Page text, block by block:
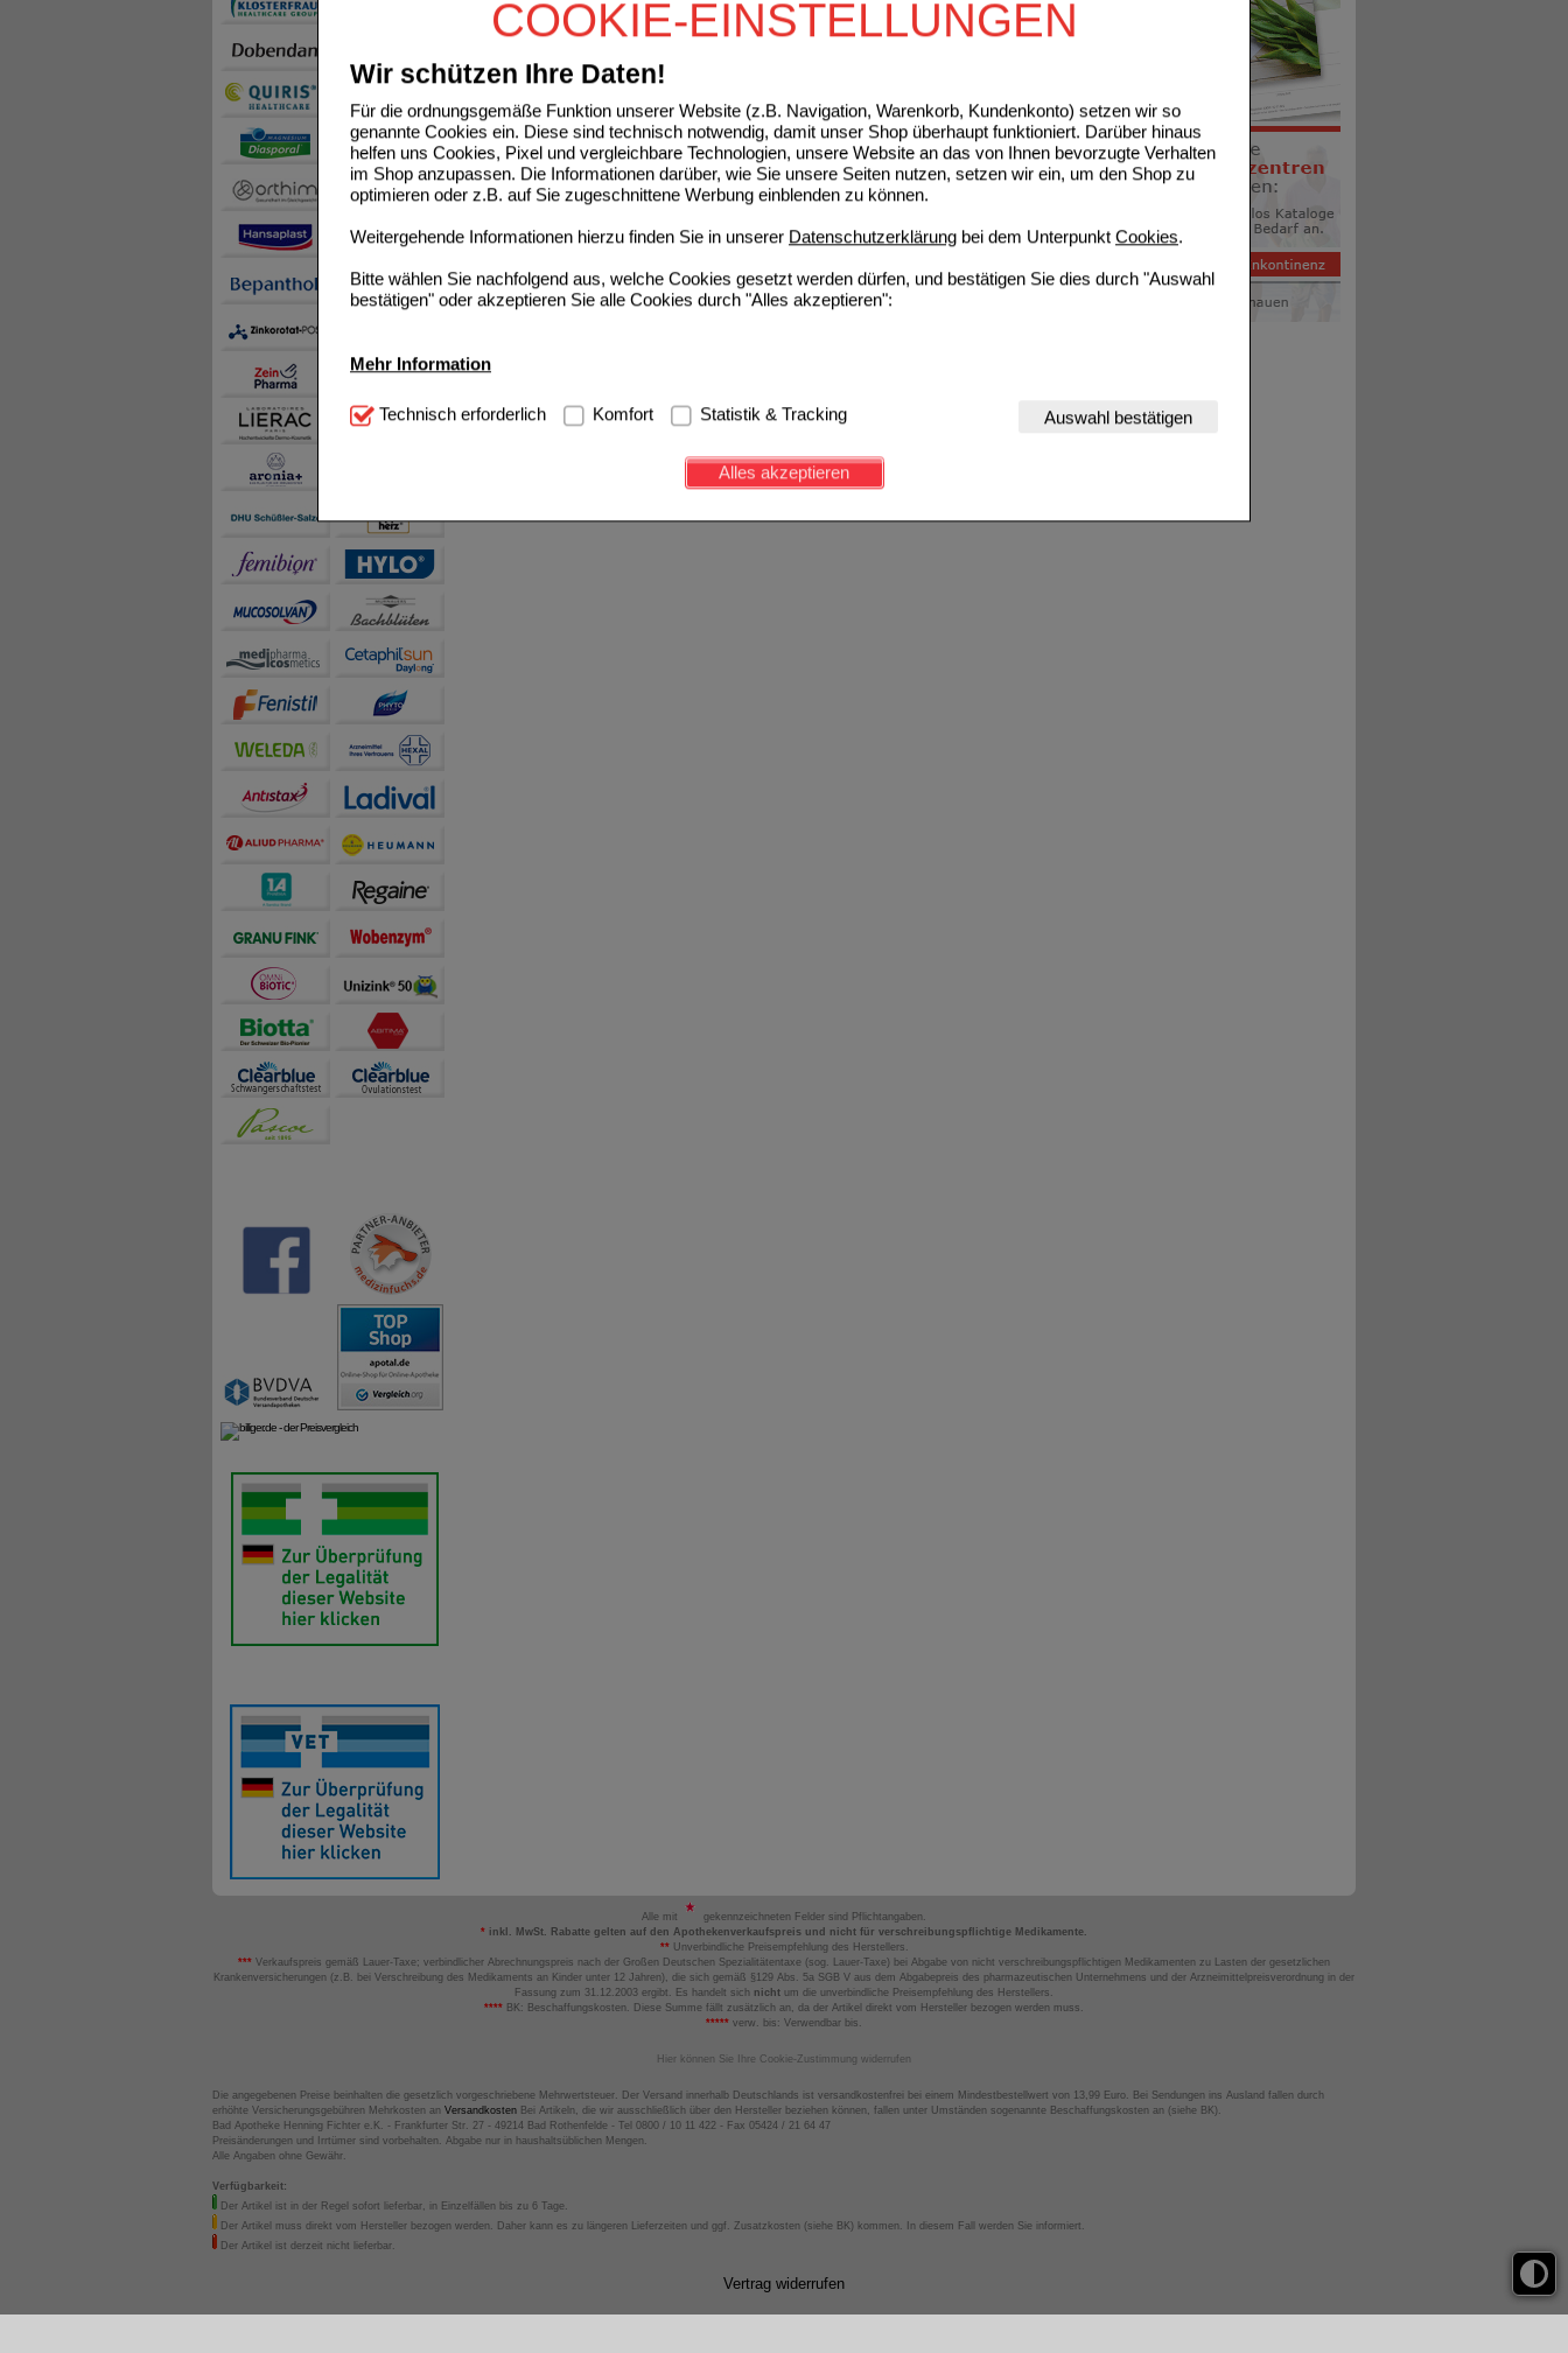
COOKIE-EINSTELLUNGEN
Wir schützen Ihre Daten!
Für die ordnungsgemäße Funktion unserer Website (z.B. Navigation, Warenkorb, Kundenkonto) setzen wir so
genannte Cookies ein. Diese sind technisch notwendig, damit unser Shop überhaupt funktioniert. Darüber hinaus
helfen uns Cookies, Pixel und vergleichbare Technologien, unsere Website an das von Ihnen bevorzugte Verhalten
im Shop anzupassen. Die Informationen darüber, wie Sie unsere Seiten nutzen, setzen wir ein, um den Shop zu
optimieren oder z.B. auf Sie zugeschnittene Werbung einblenden zu können.
Weitergehende Informationen hierzu finden Sie in unserer Datenschutzerklärung bei dem Unterpunkt Cookies.
Bitte wählen Sie nachfolgend aus, welche Cookies gesetzt werden dürfen, und bestätigen Sie dies durch "Auswahl
bestätigen" oder akzeptieren Sie alle Cookies durch "Alles akzeptieren":
Mehr Information
Technisch Notwendig: Hierbei handelt es sich um Cookies, die für die Grundfunktionen unserer Website
notwendig sind (z.B. Navigation, Warenkorb, Kundenkonto), weshalb auf diese nicht verzichtet werden kann.
Diese Cookies werden genutzt um das Einkaufserlebnis noch ansprechender zu gestalten,
beispielsweise für die Wiedererkennung des Besuchers oder unsere Seite an bevorzugte Verhaltensweisen (z.B.
Inhalte anzuzeigen und unser Partnerprogramm zu betreiben.
Statistik & Tracking:
sammeln, mit deren Hilfe wir unsere Website weiter für Sie optimieren können, den Inhalt auf unserer Website aber
auch die Werbung auf Drittseiten möglichst relevant für Sie zu gestalten. Bitte beachten Sie, dass Daten hierfür
Technisch erforderlich Komfort Statistik & Tracking Auswahl bestätigen
Alles akzeptieren
Alle mit
gekennzeichneten Felder sind Pflichtangaben.
* inkl. MwSt. Rabatte gelten auf den Apothekenverkaufspreis und nicht für verschreibungspflichtige Medikamente.
**Unverbindliche Preisempfehlung des Herstellers.
*** Verkaufspreis gemäß Lauer-Taxe; verbindlicher Abrechnungspreis nach der Großen Deutschen Spezialitätentaxe (sog. Lauer-Taxe) bei Abgabe von nicht verschreibungspflichtigen Medikamenten zu Lasten der gesetzlichen
Krankenversicherungen (z.B. bei Verschreibung des Medikaments an Kinder unter 12 Jahren), die sich gemäß §129 Abs. 5a SGB V aus dem Abgabepreis des pharmazeutischen Unternehmens und der Arzneimittelpreisverordnung in der
Fassung zum 31.12.2003 ergibt. Es handelt sich nicht um die unverbindliche Preisempfehlung des Herstellers.
**** BK: Beschaffungskosten. Diese Summe fällt zusätzlich an, da der Artikel direkt vom Hersteller bezogen werden muss.
***** verw. bis: Verwendbar bis.
Hier können Sie Ihre Cookie-Zustimmung widerrufen
Die angegebenen Preise beinhalten die gesetzlich vorgeschriebene Mehrwertsteuer. Der Versand innerhalb Deutschlands ist versandkostenfrei bei einem Mindestbestellwert von 13,99 Euro. Bei Sendungen ins Ausland fallen durch
erhöhte Versicherungsgebühren Mehrkosten an Versandkosten Bei Artikeln, die wir ausschließlich über den Hersteller beziehen können, fallen unter Umständen sogenannte Beschaffungskosten an (siehe BK).
Bad Apotheke Henning Fichter e.K. - Frankfurter Str. 27 - 49214 Bad Rothenfelde - Tel 0800 / 10 11 422 - Fax 05424 / 21 64 47
Preisänderungen und Irrtümer sind vorbehalten. Abgabe nur in haushaltsüblichen Mengen.
Alle Angaben ohne Gewähr.
Verfügbarkeit:
Der Artikel ist in der Regel sofort lieferbar, in Einzelfällen bis zu 6 Tage.
Der Artikel muss direkt vom Hersteller bezogen werden. Daher kann es zu längeren Lieferzeiten und ggf. Zusatzkosten (siehe BK) kommen. In diesem Fall werden Sie informiert.
Der Artikel ist derzeit nicht lieferbar.
Vertrag widerrufen